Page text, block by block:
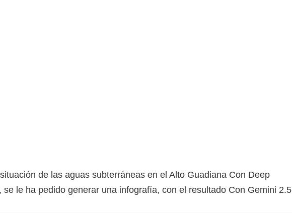
de las aguas subterráneas en el Alto Guadiana Con Deep
le ha pedido generar una infografía, con el resultado Con Gemini 2.5